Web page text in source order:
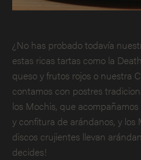
¿No has probado todavía
estas ricas tartas como la
queso y frutos rojos o nuestra
contamos con postres
los Mochis, que
y confitura de arándanos, y los
discos crujientes llevan
decides!